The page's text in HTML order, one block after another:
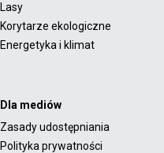
Lasy
Korytarze ekologiczne
Energetyka i klimat
Dla mediów
Zasady udostępniania
Polityka prywatności